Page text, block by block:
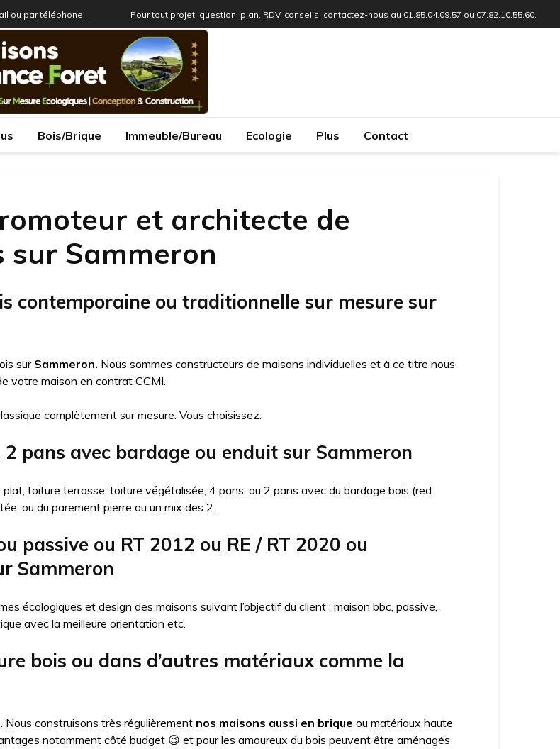
ou par téléphone. Pour tout projet, question, plan, RDV, conseils, contactez-nous au 01.85.04.09.57 ou 07.82.10.55.60.
Bois/Brique Immeuble/Bureau Ecologie Plus Contact
et architecte de
sur Sammeron
contemporaine ou traditionnelle sur mesure sur
surSammeron. Nous sommes constructeurs de maisons individuelles et à ce titre nous
votre maison en contrat CCMI.
complètement sur mesure. Vous choisissez.
pans avec bardage ou enduit sur Sammeron
toiture terrasse, toiture végétalisée, 4 pans, ou 2 pans avec du bardage bois (red
ou du parement pierre ou un mix des 2.
passive ou RT 2012 ou RE / RT 2020 ou
Sammeron
écologiques et design des maisons suivant l’objectif du client : maison bbc, passive,
avec la meilleure orientation etc.
bois ou dans d’autres matériaux comme la
. Nous construisons très régulièrement nos maisons aussi en brique ou matériaux haute
notamment côté budget 😉 et pour les amoureux du bois peuvent être aménagés